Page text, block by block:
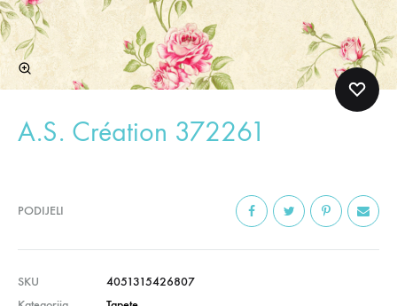
A.S. Création 372261
PODIJELI
SKU
4051315426807